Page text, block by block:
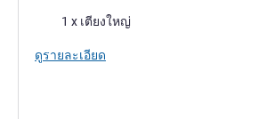
เครื่องนอน
1 x เตียงใหญ่
ดูรายละเอียด